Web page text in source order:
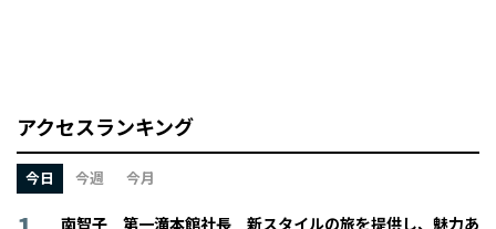
アクセスランキング
今日 今週 今月
南智子 第一滝本館社長 新スタイルの旅を提供し、魅力あ